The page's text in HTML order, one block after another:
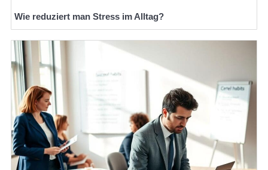
Wie reduziert man Stress im Alltag?